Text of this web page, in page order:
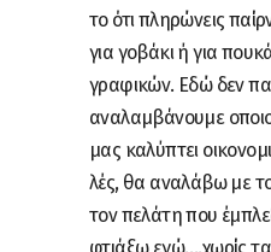
το ότι πληρώνεις
για γοβάκι ή για
γραφικών. Εδώ δεν
αναλαμβάνουμε
μας καλύπτει
λές, θα αναλάβω με
τον πελάτη που
φτιάξω εγώ….χωρίς